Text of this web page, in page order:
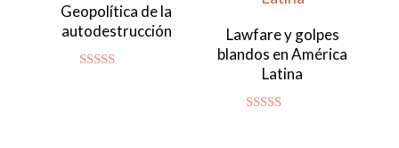
Geopolítica de la
autodestrucción
Lawfare y golpes
blandos en América
Latina